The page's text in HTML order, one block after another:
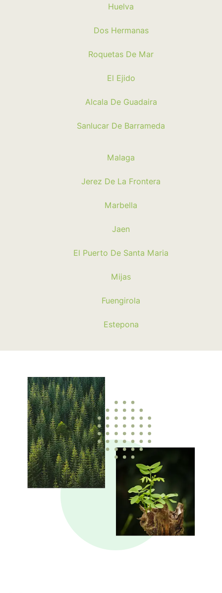
Huelva
Dos Hermanas
Roquetas De Mar
El Ejido
Alcala De Guadaira
Sanlucar De Barrameda
Malaga
Jerez De La Frontera
Marbella
Jaen
El Puerto De Santa Maria
Mijas
Fuengirola
Estepona